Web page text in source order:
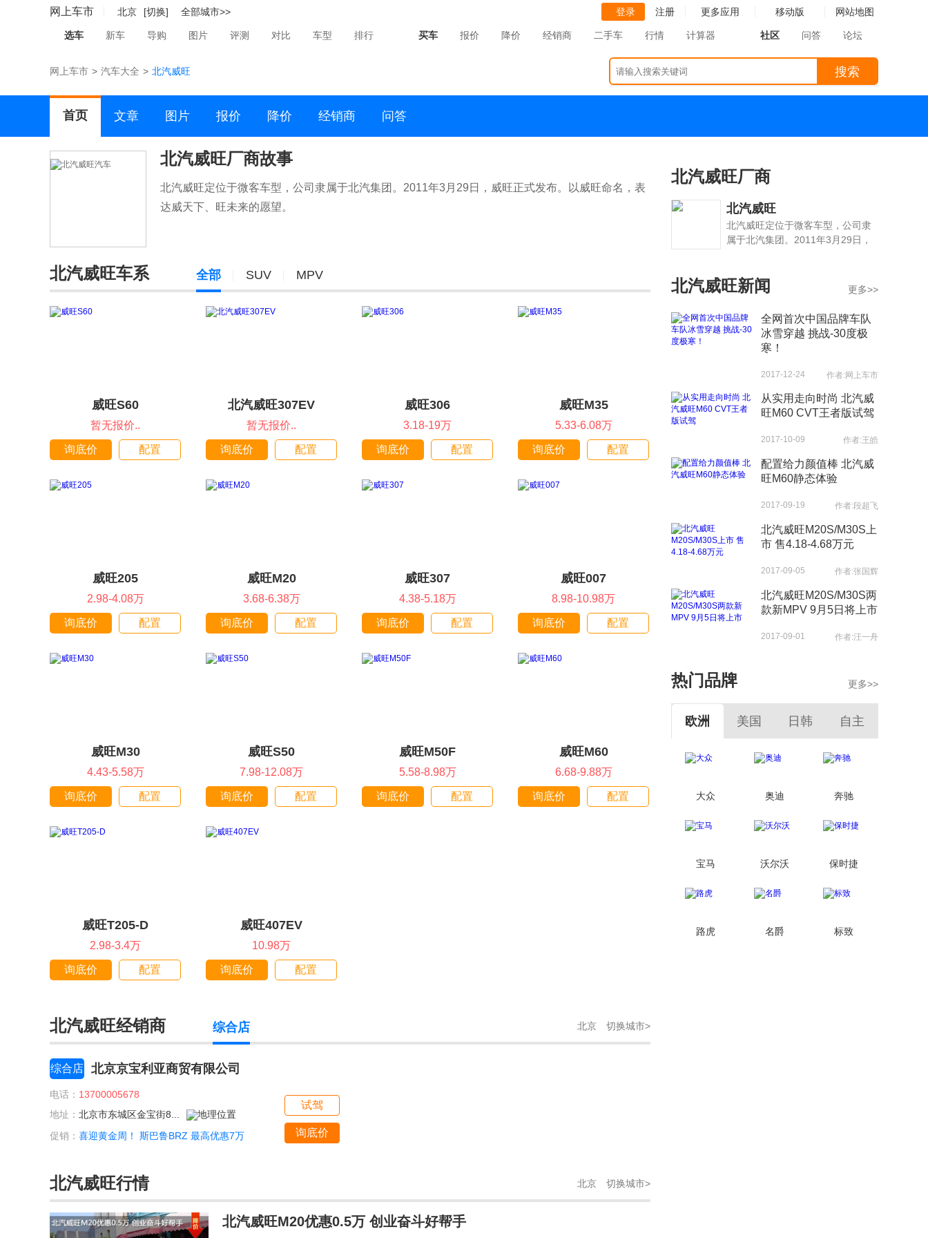
网上车市 北京 [切换] 全部城市>> 登录 注册 更多应用 移动版 网站地图
选车 新车 导购 图片 评测 对比 车型 排行 买车 报价 降价 经销商 二手车 行情 计算器 社区 问答 论坛
网上车市 > 汽车大全 > 北汽威旺 搜索
首页 文章 图片 报价 降价 经销商 问答
北汽威旺厂商故事
北汽威旺定位于微客车型，公司隶属于北汽集团。2011年3月29日，威旺正式发布。以威旺命名，表
达威天下、旺未来的愿望。
北汽威旺车系 全部 SUV MPV
威旺S60
暂无报价..
询底价 配置
北汽威旺307EV
暂无报价..
询底价 配置
威旺306
3.18-19万
询底价 配置
威旺M35
5.33-6.08万
询底价 配置
威旺205
2.98-4.08万
询底价 配置
威旺M20
3.68-6.38万
询底价 配置
威旺307
4.38-5.18万
询底价 配置
威旺007
8.98-10.98万
询底价 配置
威旺M30
4.43-5.58万
询底价 配置
威旺S50
7.98-12.08万
询底价 配置
威旺M50F
5.58-8.98万
询底价 配置
威旺M60
6.68-9.88万
询底价 配置
威旺T205-D
2.98-3.4万
询底价 配置
威旺407EV
10.98万
询底价 配置
北汽威旺经销商 北京 切换城市>
综合店
综合店 北京京宝利亚商贸有限公司
电话： 13700005678
地址： 北京市东城区金宝街8...
促销： 喜迎黄金周！ 斯巴鲁BRZ 最高优惠7万
试驾
询底价
北汽威旺行情 北京 切换城市>
北汽威旺M20优惠0.5万 创业奋斗好帮手
北汽威旺厂商
北汽威旺
北汽威旺定位于微客车型，公司隶
属于北汽集团。2011年3月29日，
北汽威旺新闻 更多>>
全网首次中国品牌车队
冰雪穿越 挑战-30度极
寒！
2017-12-24 作者:网上车市
从实用走向时尚 北汽威
旺M60 CVT王者版试驾
2017-10-09 作者:王皓
配置给力颜值棒 北汽威
旺M60静态体验
2017-09-19 作者:段超飞
北汽威旺M20S/M30S上
市 售4.18-4.68万元
2017-09-05 作者:张国辉
北汽威旺M20S/M30S两
款新MPV 9月5日将上市
2017-09-01 作者:汪一舟
热门品牌 更多>>
欧洲 美国 日韩 自主
大众 奥迪 奔驰
宝马 沃尔沃 保时捷
路虎 名爵 标致